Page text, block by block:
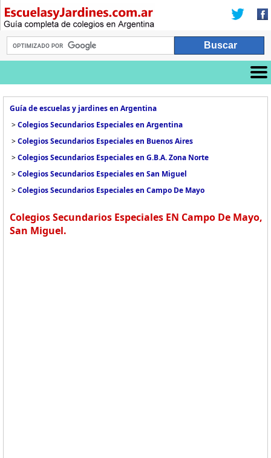
Guía de escuelas y jardines en Argentina
>Colegios Secundarios Especiales en Argentina
>Colegios Secundarios Especiales en Buenos Aires
>Colegios Secundarios Especiales en G.B.A. Zona Norte
>Colegios Secundarios Especiales en San Miguel
>Colegios Secundarios Especiales en Campo De Mayo
Colegios Secundarios Especiales EN Campo De Mayo,
San Miguel.